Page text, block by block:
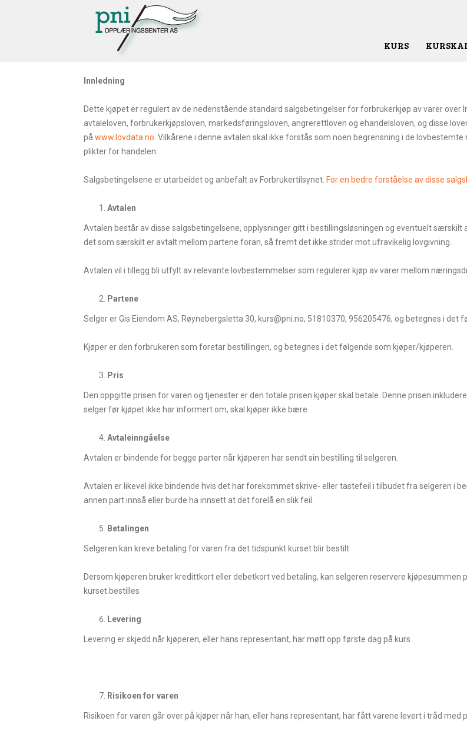
KURS
Innledning
Dette kjøpet er regulert av de nedenstående standard salgsbetingelser for forbrukerkjøp av varer
avtaleloven, forbrukerkjøpsloven, markedsføringsloven, angrerettloven og ehandelsloven, og disse
på www.lovdata.no. Vilkårene i denne avtalen skal ikke forstås som noen begrensning i de
plikter for handelen.
Salgsbetingelsene er utarbeidet og anbefalt av Forbrukertilsynet. For en bedre forståelse av disse
Avtalen
Avtalen består av disse salgsbetingelsene, opplysninger gitt i bestillingsløsningen og eventuelt
det som særskilt er avtalt mellom partene foran, så fremt det ikke strider mot ufravikelig lovgivning.
Avtalen vil i tillegg bli utfylt av relevante lovbestemmelser som regulerer kjøp av varer mellom
Partene
Selger er Gis Eiendom AS, Røynebergsletta 30, kurs@pni.no, 51810370, 956205476, og betegnes i det
Kjøper er den forbrukeren som foretar bestillingen, og betegnes i det følgende som kjøper/kjøperen.
Pris
Den oppgitte prisen for varen og tjenester er den totale prisen kjøper skal betale. Denne prisen
selger før kjøpet ikke har informert om, skal kjøper ikke bære.
Avtaleinngåelse
Avtalen er bindende for begge parter når kjøperen har sendt sin bestilling til selgeren.
Avtalen er likevel ikke bindende hvis det har forekommet skrive- eller tastefeil i tilbudet fra selgeren i
annen part innså eller burde ha innsett at det forelå en slik feil.
Betalingen
Selgeren kan kreve betaling for varen fra det tidspunkt kurset blir bestilt
Dersom kjøperen bruker kredittkort eller debetkort ved betaling, kan selgeren reservere
kurset bestilles
Levering
Levering er skjedd når kjøperen, eller hans representant, har møtt opp første dag på kurs
Risikoen for varen
Risikoen for varen går over på kjøper når han, eller hans representant, har fått varene levert i tråd med